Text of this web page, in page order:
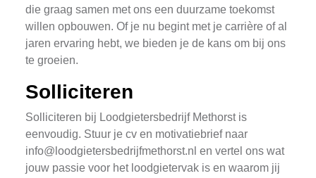
die graag samen met ons een duurzame toekomst
willen opbouwen. Of je nu begint met je carrière of al
jaren ervaring hebt, we bieden je de kans om bij ons
te groeien.
Solliciteren
Solliciteren bij Loodgietersbedrijf Methorst is
eenvoudig. Stuur je cv en motivatiebrief naar
info@loodgietersbedrijfmethorst.nl en vertel ons wat
jouw passie voor het loodgietervak is en waarom jij